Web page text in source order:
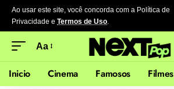
Ao usar este site, você concorda com a Política de
Privacidade e Termos de Uso.
Aa
Inicio Cinema Famosos Filmes